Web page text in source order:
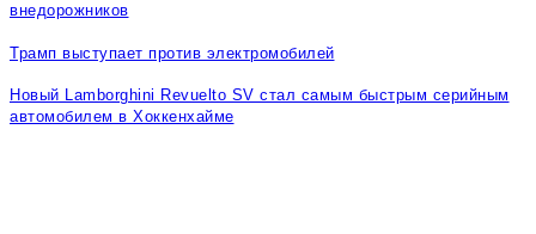
внедорожников
Трамп выступает против электромобилей
Новый Lamborghini Revuelto SV стал самым быстрым серийным
автомобилем в Хоккенхайме